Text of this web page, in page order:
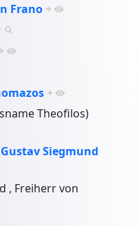
Frano +
+
Theofilos)
Siegmund
, Freiherr von